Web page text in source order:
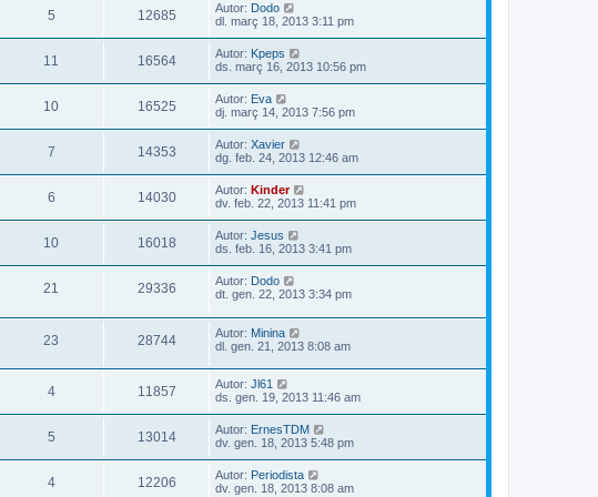
5 12685 Autor: Dodo
dl. març 18, 2013 3:11 pm
11 16564 Autor: Kpeps
ds. març 16, 2013 10:56 pm
10 16525 Autor: Eva
dj. març 14, 2013 7:56 pm
7 14353 Autor: Xavier
dg. feb. 24, 2013 12:46 am
6 14030 Autor: Kinder
dv. feb. 22, 2013 11:41 pm
10 16018 Autor: Jesus
ds. feb. 16, 2013 3:41 pm
21 29336 Autor: Dodo
dt. gen. 22, 2013 3:34 pm
23 28744 Autor: Minina
dl. gen. 21, 2013 8:08 am
4 11857 Autor: Jl61
ds. gen. 19, 2013 11:46 am
5 13014 Autor: ErnesTDM
dv. gen. 18, 2013 5:48 pm
4 12206 Autor: Periodista
dv. gen. 18, 2013 8:08 am